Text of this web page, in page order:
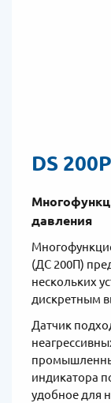
DS 200P
давления
(ДС 200П)
нескольких
дискретным
Датчик
индикатора
удобное для